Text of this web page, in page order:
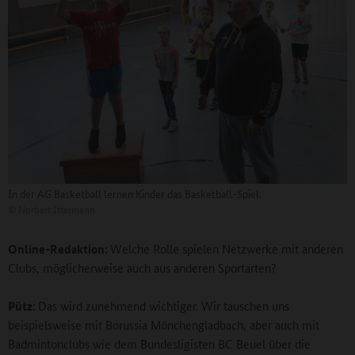
Online-Redaktion: Welche Rolle spielen Netzwerke mit anderen
Clubs, möglicherweise auch aus anderen Sportarten?
Pütz: Das wird zunehmend wichtiger. Wir tauschen uns
beispielsweise mit Borussia Mönchengladbach, aber auch mit
Badmintonclubs wie dem Bundesligisten BC Beuel über die